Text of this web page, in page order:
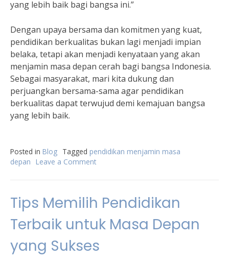
yang lebih baik bagi bangsa ini.”
Dengan upaya bersama dan komitmen yang kuat,
pendidikan berkualitas bukan lagi menjadi impian
belaka, tetapi akan menjadi kenyataan yang akan
menjamin masa depan cerah bagi bangsa Indonesia.
Sebagai masyarakat, mari kita dukung dan
perjuangkan bersama-sama agar pendidikan
berkualitas dapat terwujud demi kemajuan bangsa
yang lebih baik.
Posted in Blog Tagged pendidikan menjamin masa
depan
Leave a Comment
Masa
Cerah
Tips Memilih Pendidikan
Terbaik untuk Masa Depan
yang Sukses